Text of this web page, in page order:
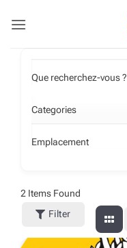
Que recherchez-vous ?
Categories
Emplacement
2 Items Found
Filter